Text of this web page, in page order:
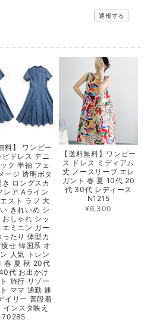
通報する
料】 ワンピー
ピドレス デニ
ク 半袖 フェ
ージ 透明ボタ
き ロングスカ
レア Aライン
スト ラフ 大
きれいめ シ
おしゃれ シッ
エミニン ガー
ったり 体型カ
せ 韓国系 オ
人気 トレン
春 夏 秋 20代
代 お出かけ
旅行 リゾー
ママ 通勤 通
イリー 普段着
インスタ映え
70285
【送料無料】ワンピー
ス ドレス ミディアム
丈 ノースリーブ エレ
ガント 春 夏 10代 20
代 30代 レディース
N1215
¥6,300